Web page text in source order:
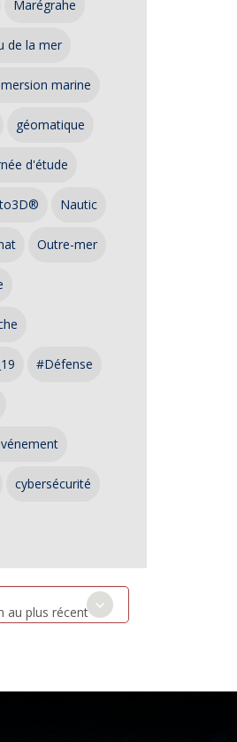
Marégrahe
de la mer
marine
géomatique
d'étude
Nautic
Outre-mer
#Défense
cybersécurité
au plus récent